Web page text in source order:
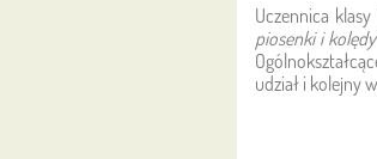
Uczennica klasy
piosenki i
udział i kolejny